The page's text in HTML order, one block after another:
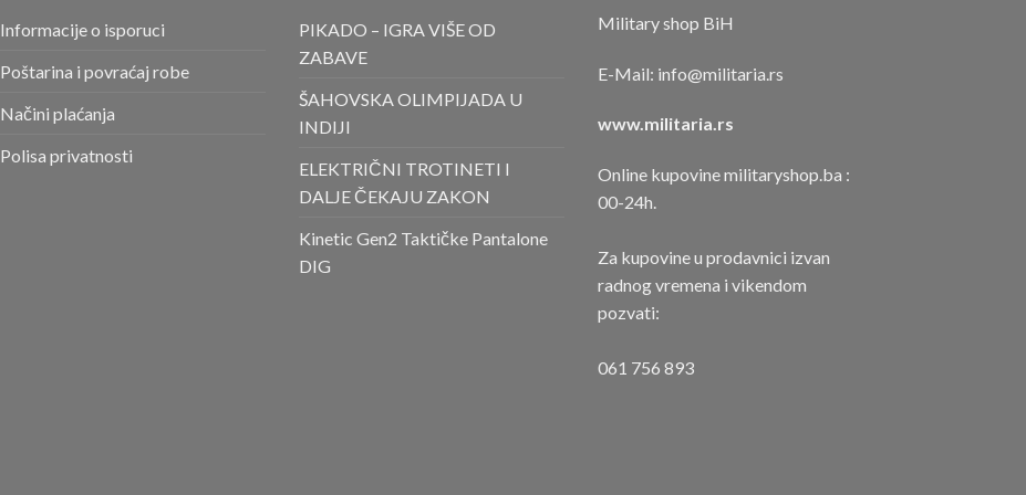
Informacije o isporuci
Poštarina i povraćaj robe
Načini plaćanja
Polisa privatnosti
PIKADO – IGRA VIŠE OD
ZABAVE
ŠAHOVSKA OLIMPIJADA U
INDIJI
ELEKTRIČNI TROTINETI I
DALJE ČEKAJU ZAKON
Kinetic Gen2 Taktičke Pantalone
DIG
Military shop BiH
E-Mail: info@militaria.rs
www.militaria.rs
Online kupovine militaryshop.ba :
00-24h.
Za kupovine u prodavnici izvan
radnog vremena i vikendom
pozvati:
061 756 893